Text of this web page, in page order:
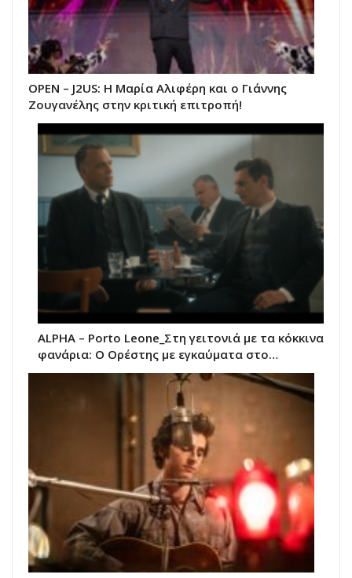
ΟΡΕΝ – J2US: Η Μαρία Αλιφέρη και ο Γιάννης
Ζουγανέλης στην κριτική επιτροπή!
ALPHA – Porto Leone_Στη γειτονιά με τα κόκκινα
φανάρια: Ο Ορέστης με εγκαύματα στο…